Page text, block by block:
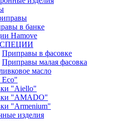
в банке
Hamove
Приправы в фасовке
Приправы малая фасовка
масло
"Aiello"
"AMADO"
"Armenium"
изделия